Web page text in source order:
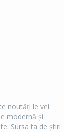
noutăţi le vei
modernă şi
Sursa ta de ştiri